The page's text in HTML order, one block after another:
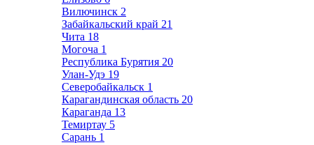
Вилючинск 2
Забайкальский край 21
Чита 18
Могоча 1
Республика Бурятия 20
Улан-Удэ 19
Северобайкальск 1
Карагандинская область 20
Караганда 13
Темиртау 5
Сарань 1